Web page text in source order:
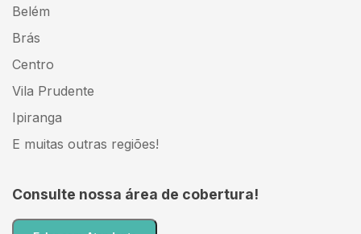
Belém
Brás
Centro
Vila Prudente
Ipiranga
E muitas outras regiões!
Consulte nossa área de cobertura!